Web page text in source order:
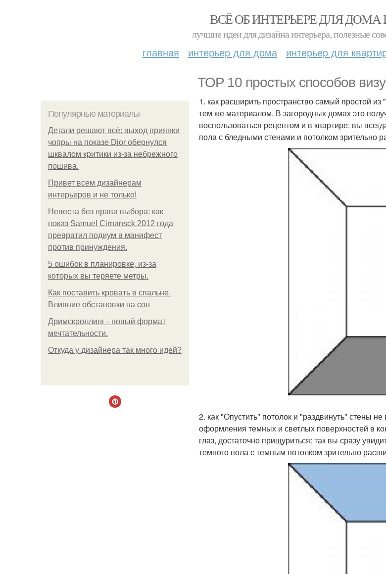
ВСЁ ОБ ИНТЕРЬЕРЕ ДЛЯ ДОМА
лучшие идеи для дизайна интерьера, полезные
главная интерьер для дома интерьер для
TOP 10 простых способов
Популярные материалы
Детали решают всё: выход приянки
чопры на показе Dior обернулся
шквалом критики из-за небрежного
пошива.
Привет всем дизайнерам
интерьеров и не только!
Невеста без права выбора: как
показ Samuel Cirnansck 2012 года
превратил подиум в манифест
против принуждения.
5 ошибок в планировке, из-за
которых вы теряете метры.
Как поставить кровать в спальне.
Влияние обстановки на сон
Дримскроллинг - новый формат
мечтательности.
Откуда у дизайнера так много идей?
1. как расширить пространство самый простой
тем же материалом. В загородных домах это
воспользоваться рецептом и в квартире: вы
пола с бледными стенами и потолком зрительно
2. как "Опустить" потолок и "раздвинуть" стены
оформления темных и светлых поверхностей в
глаз, достаточно прищуриться: так вы сразу
темного пола с темным потолком зрительно